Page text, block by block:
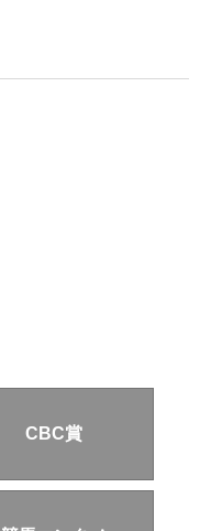
CBC賞